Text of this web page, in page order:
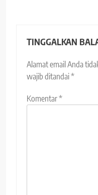
TINGGALKAN
Alamat email Anda
wajib ditandai*
Komentar*